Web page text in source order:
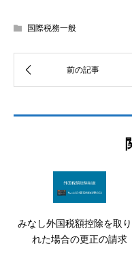
国際税務一般
みなし外国税額控除を取
れた場合の更正の請求